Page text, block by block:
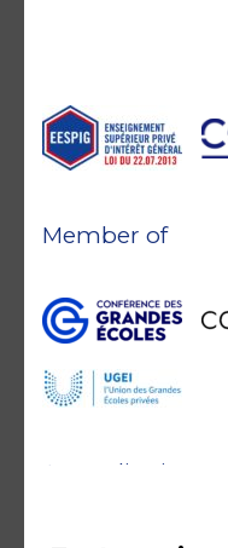
Accreditations
Member of